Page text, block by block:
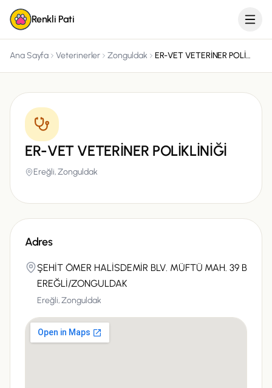
Renkli Pati
Ana Sayfa Veterinerler Zonguldak ER-VET VETERİNER POLİKLİNİĞİ
ER-VET VETERİNER POLİKLİNİĞİ
Ereğli,Zonguldak
Adres
ŞEHİT ÖMER HALİSDEMİR BLV. MÜFTÜ MAH. 39 B
EREĞLİ/ZONGULDAK
Ereğli,Zonguldak